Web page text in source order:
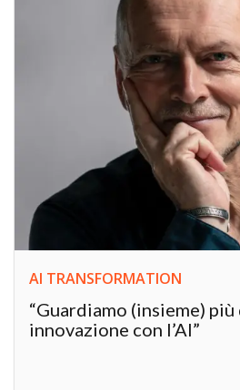
AI TRANSFORMATION
“Guardiamo (insieme)
innovazione con l’AI”